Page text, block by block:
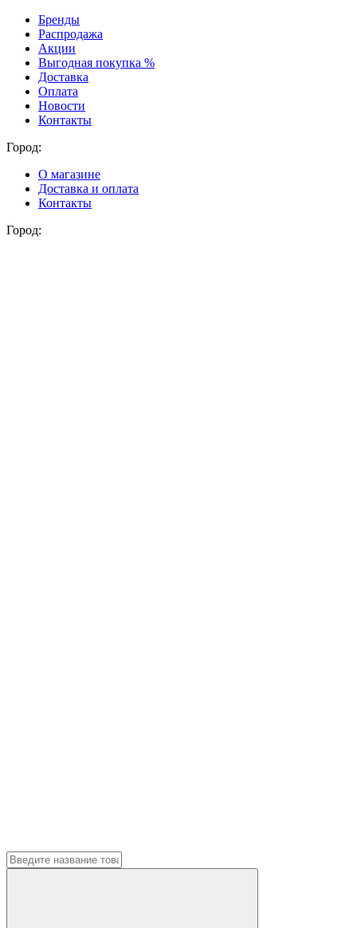
Бренды
Распродажа
Акции
Выгодная покупка %
Доставка
Оплата
Новости
Контакты
Город:
О магазине
Доставка и оплата
Контакты
Город: